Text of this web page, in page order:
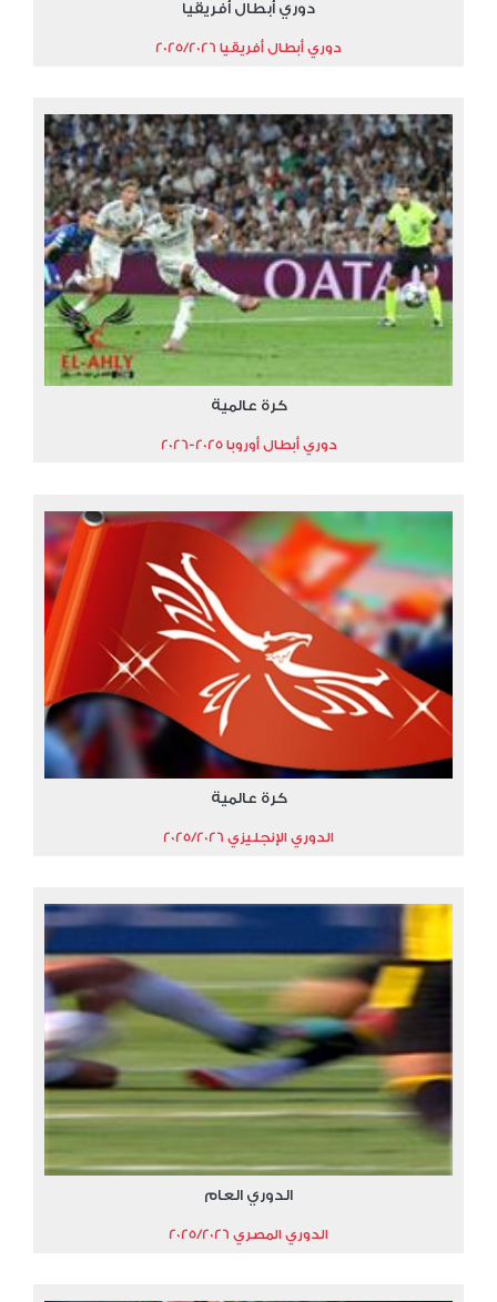
دوري أبطال أفريقيا
دوري أبطال أفريقيا 2025/2026
كرة عالمية
دوري أبطال أوروبا 2025-2026
كرة عالمية
الدوري الإنجليزي 2025/2026
الدوري العام
الدوري المصري 2025/2026